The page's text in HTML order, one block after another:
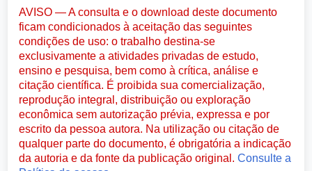
AVISO — A consulta e o download deste documento
ficam condicionados à aceitação das seguintes
condições de uso: o trabalho destina-se
exclusivamente a atividades privadas de estudo,
ensino e pesquisa, bem como à crítica, análise e
citação científica. É proibida sua comercialização,
reprodução integral, distribuição ou exploração
econômica sem autorização prévia, expressa e por
escrito da pessoa autora. Na utilização ou citação de
qualquer parte do documento, é obrigatória a indicação
da autoria e da fonte da publicação original.Consulte a